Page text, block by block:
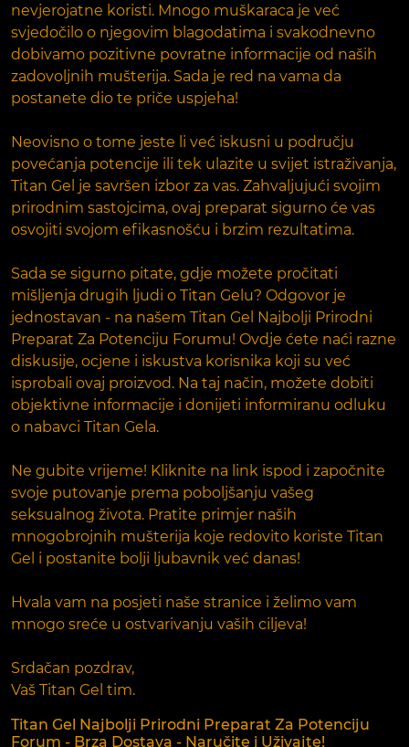
nevjerojatne koristi. Mnogo muškaraca je već
svjedočilo o njegovim blagodatima i svakodnevno
dobivamo pozitivne povratne informacije od naših
zadovoljnih mušterija. Sada je red na vama da
postanete dio te priče uspjeha!
Neovisno o tome jeste li već iskusni u području
povećanja potencije ili tek ulazite u svijet istraživanja,
Titan Gel je savršen izbor za vas. Zahvaljujući svojim
prirodnim sastojcima, ovaj preparat sigurno će vas
osvojiti svojom efikasnošću i brzim rezultatima.
Sada se sigurno pitate, gdje možete pročitati
mišljenja drugih ljudi o Titan Gelu? Odgovor je
jednostavan - na našem Titan Gel Najbolji Prirodni
Preparat Za Potenciju Forumu! Ovdje ćete naći razne
diskusije, ocjene i iskustva korisnika koji su već
isprobali ovaj proizvod. Na taj način, možete dobiti
objektivne informacije i donijeti informiranu odluku
o nabavci Titan Gela.
Ne gubite vrijeme! Kliknite na link ispod i započnite
svoje putovanje prema poboljšanju vašeg
seksualnog života. Pratite primjer naših
mnogobrojnih mušterija koje redovito koriste Titan
Gel i postanite bolji ljubavnik već danas!
Hvala vam na posjeti naše stranice i želimo vam
mnogo sreće u ostvarivanju vaših ciljeva!
Srdačan pozdrav,
Vaš Titan Gel tim.
Titan Gel Najbolji Prirodni Preparat Za Potenciju
Forum - Brza Dostava - Naručite i Uživajte!